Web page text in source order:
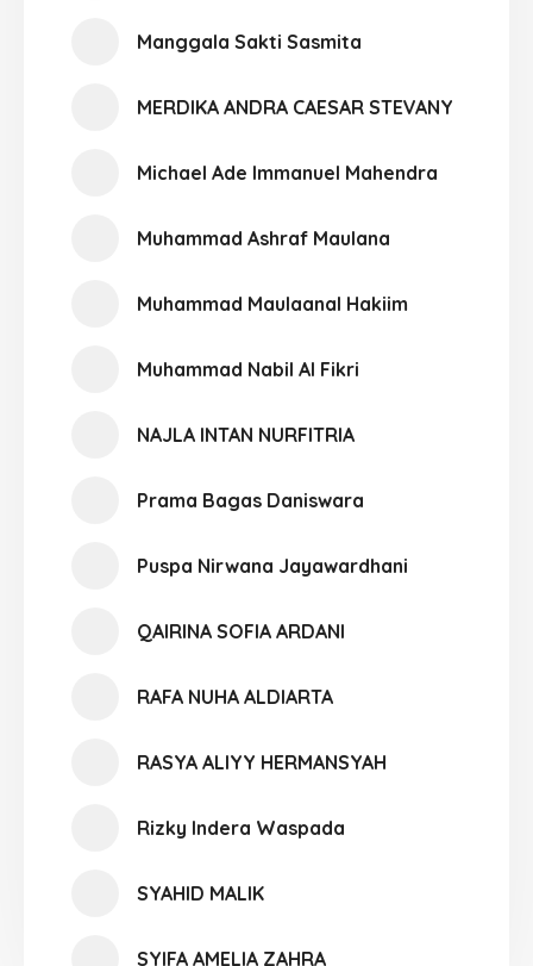
Manggala Sakti Sasmita
MERDIKA ANDRA CAESAR STEVANY
Michael Ade Immanuel Mahendra
Muhammad Ashraf Maulana
Muhammad Maulaanal Hakiim
Muhammad Nabil Al Fikri
NAJLA INTAN NURFITRIA
Prama Bagas Daniswara
Puspa Nirwana Jayawardhani
QAIRINA SOFIA ARDANI
RAFA NUHA ALDIARTA
RASYA ALIYY HERMANSYAH
Rizky Indera Waspada
SYAHID MALIK
SYIFA AMELIA ZAHRA